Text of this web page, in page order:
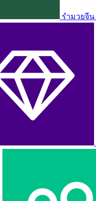
รำมวยจีน